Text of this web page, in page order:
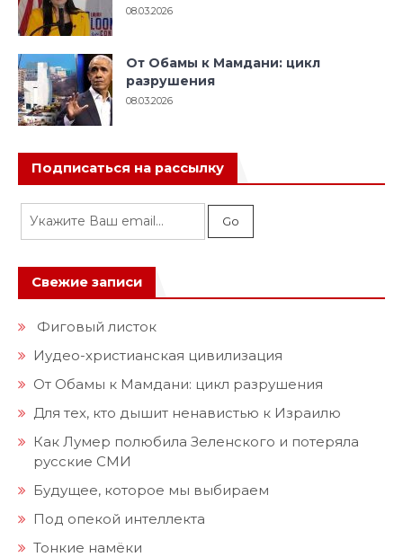
08.03.2026
От Обамы к Мамдани: цикл
разрушения
08.03.2026
Подписаться на рассылку
Свежие записи
Фиговый листок
Иудео-христианская цивилизация
От Обамы к Мамдани: цикл разрушения
Для тех, кто дышит ненавистью к Израилю
Как Лумер полюбила Зеленского и потеряла
русские СМИ
Будущее, которое мы выбираем
Под опекой интеллекта
Тонкие намёки